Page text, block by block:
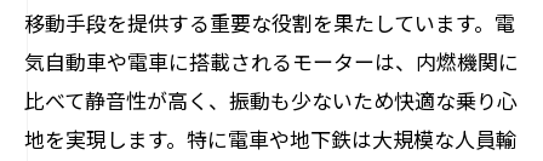
移動手段を提供する重要な役割を果たしています。電
気自動車や電車に搭載されるモーターは、内燃機関に
比べて静音性が高く、振動も少ないため快適な乗り心
地を実現します。特に電車や地下鉄は大規模な人員輸